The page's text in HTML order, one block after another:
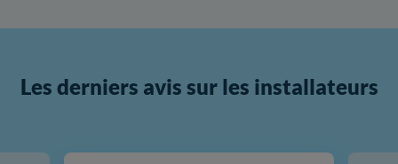
Les derniers avis sur les installateurs